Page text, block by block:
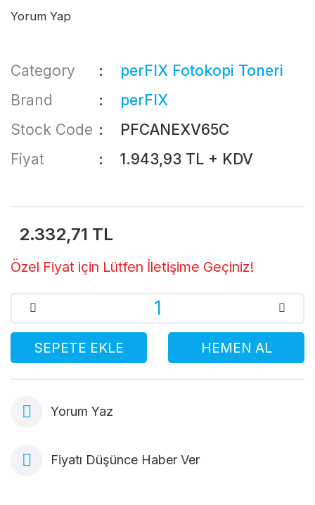
Yorum Yap
Category
perFIX Fotokopi Toneri
Brand
perFIX
Stock Code
PFCANEXV65C
Fiyat
1.943,93 TL + KDV
2.332,71 TL
Özel Fiyat için Lütfen İletişime Geçiniz!
SEPETE EKLE HEMEN AL
Yorum Yaz
Fiyatı Düşünce Haber Ver